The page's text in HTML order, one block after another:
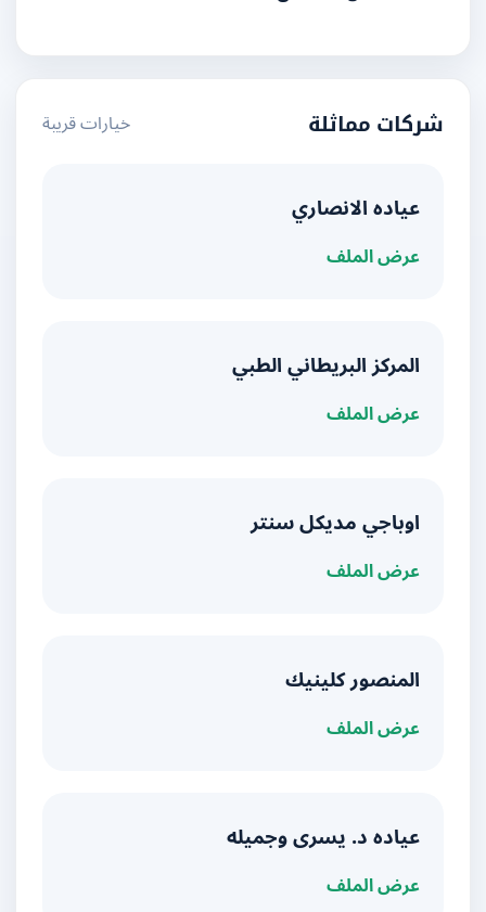
شركات مماثلة خيارات قريبة
عياده الانصاري
عرض الملف
المركز البريطاني الطبي
عرض الملف
اوباجي مديكل سنتر
عرض الملف
المنصور كلينيك
عرض الملف
عياده د. يسرى وجميله
عرض الملف